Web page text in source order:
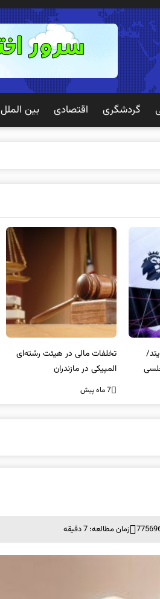
گردشگری اقتصادی بین الملل
تخلفات مالی در هیئت رشته‌ای
المپیکی در مازندران
7 ماه پیش
زمان مطالعه: 7 دقیقه